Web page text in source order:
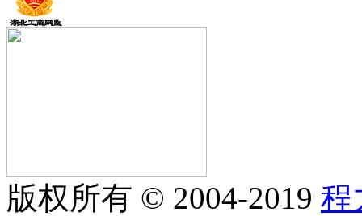
版权所有 © 2004-2019 程